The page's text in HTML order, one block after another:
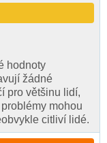
hodnoty
žádné
pro většinu lidí,
mohou
citliví lidé.